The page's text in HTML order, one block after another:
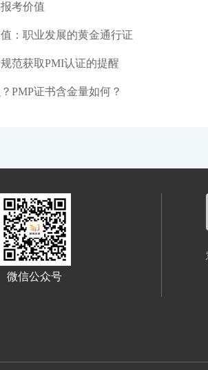
考价值
：职业发展的黄金通行证
范获取PMI认证的提醒
PMP证书含金量如何？
微信公众号